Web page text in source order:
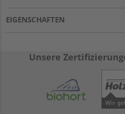
EIGENSCHAFTEN
Unsere